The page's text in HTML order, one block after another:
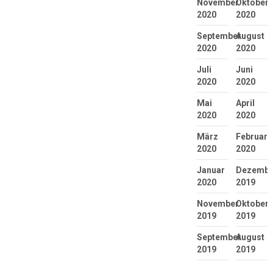
November
2020
Oktober
2020
September
2020
August
2020
Juli
2020
Juni
2020
Mai
2020
April
2020
März
2020
Februar
2020
Januar
2020
2019
November
2019
Oktober
2019
September
2019
August
2019